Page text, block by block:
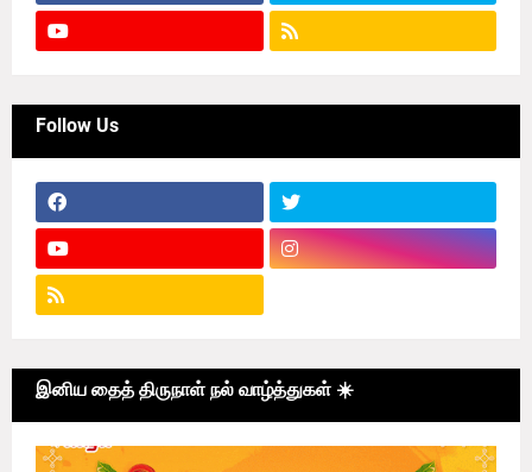
Follow Us
இனிய தைத் திருநாள் நல் வாழ்த்துகள் ☀️